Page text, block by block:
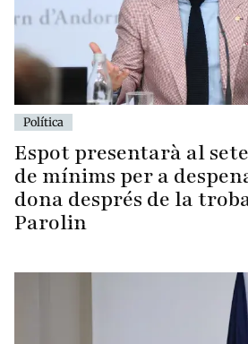
Política
Espot presentarà al
de mínims per a
dona després de la
Parolin